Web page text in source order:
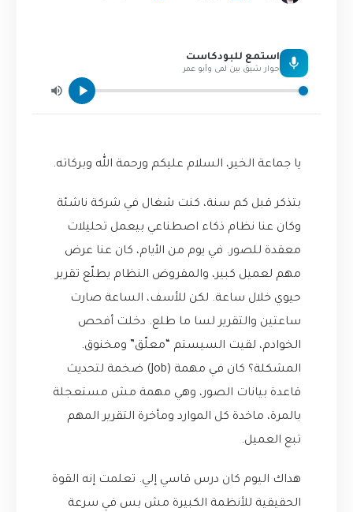
استمع للبودكاست
حوار شيق بين لمى وأبو عمر
يا جماعة الخير، السلام عليكم ورحمة الله وبركاته.
بتذكر قبل كم سنة، كنت شغال في شركة ناشئة
وكان عنا نظام ذكاء اصطناعي بيعمل تحليلات
معقدة للصور. في يوم من الأيام، كان عنا عرض
مهم لعميل كبير، والمفروض النظام يطلّع تقرير
حيوي خلال ساعة. لكن للأسف، الساعة صارت
ساعتين والتقرير لسا ما طلع. دخلت أفحص
الخوادم، لقيت السيستم “معلّق” ومخنوق.
المشكلة؟ كان في مهمة (Job) ضخمة لتحديث
قاعدة بيانات الصور، وهي مهمة مش مستعجلة
بالمرة، ماخدة كل الموارد ومأخرة التقرير المهم
تبع العميل.
هداك اليوم كان درس قاسي إلي. تعلمت إنه القوة
الحقيقية للأنظمة الكبيرة مش بس في سرعة